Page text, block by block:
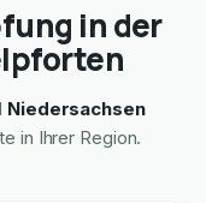
in der
Niedersachsen
in Ihrer Region.